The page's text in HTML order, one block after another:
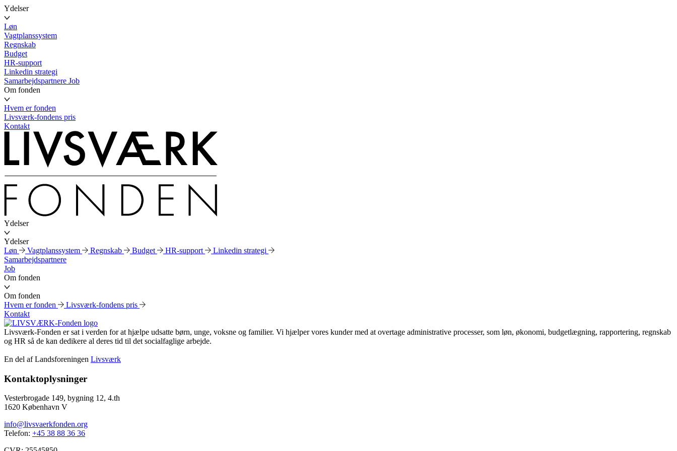
Ydelser
Løn
Vagtplanssystem
Regnskab
Budget
HR-support
Linkedin strategi
Samarbejdspartnere Job
Om fonden
Hvem er fonden
Livsværk-fondens pris
Kontakt
Ydelser
Ydelser
Løn
Vagtplanssystem Regnskab Budget HR-support
Linkedin strategi
Samarbejdspartnere
Job
Om fonden
Om fonden
Hvem er fonden
Livsværk-fondens pris
Kontakt
Livsværk-Fonden er sat i verden for at hjælpe udsatte børn, unge, voksne og familier. Vi hjælper vores kunder med at overtage administrative processer, som løn, økonomi, budgetlægning, rapportering, regnskab
og HR så de kan dedikere al deres tid til det socialfaglige arbejde.
En del af Landsforeningen Livsværk
Kontaktoplysninger
Vesterbrogade 149, bygning 12, 4.th
1620 København V
info@livsvaerkfonden.org
Telefon: +45 38 88 36 36